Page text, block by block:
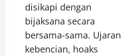
disikapi dengan
bijaksana secara
bersama-sama. Ujaran
kebencian, hoaks